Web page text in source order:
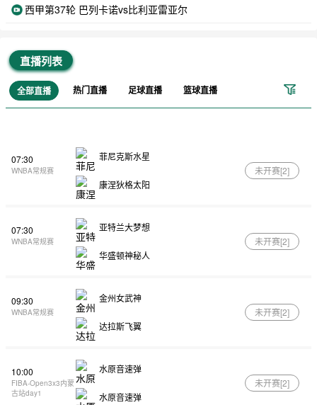
西甲第37轮 巴列卡诺vs比利亚雷亚尔
直播列表
全部直播 热门直播 足球直播 篮球直播
07:30
WNBA常规赛
菲尼克斯水星
康涅狄格太阳
未开赛[2]
07:30
WNBA常规赛
亚特兰大梦想
华盛顿神秘人
未开赛[2]
09:30
WNBA常规赛
金州女武神
达拉斯飞翼
未开赛[2]
10:00
FIBA-Open3x3内蒙
古站day1
水原音速弹
水原音速弹
未开赛[2]